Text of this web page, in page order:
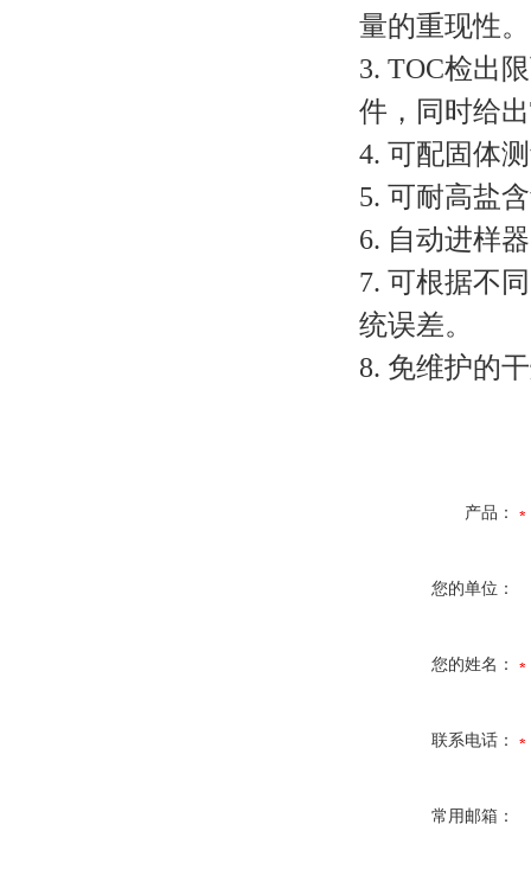
量的重现性。
3. TOC检出
件，同时给
4. 可配固体
5. 可耐高盐
6. 自动进样
7. 可根据不
统误差。
8. 免维护的
产品：
您的单位：
您的姓名：
联系电话：
常用邮箱：